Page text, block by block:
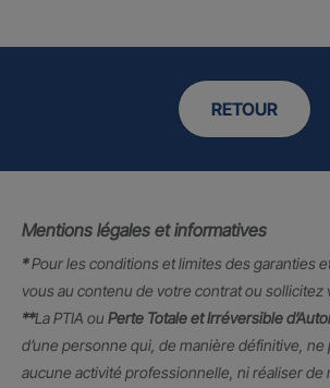
RETOUR
Mentions légales et informatives
*Pour les conditions et limites des garanties
vous au contenu de votre contrat ou sollicitez
**La PTIA ou Perte Totale et Irréversible
d’une personne qui, de manière définitive,
aucune activité professionnelle, ni réaliser de